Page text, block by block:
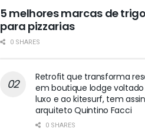
5 melhores marcas de trigo
para pizzarias
0 SHARES
Retrofit que transforma
em boutique lodge
luxo e ao kitesurf, tem
arquiteto Quintino Facci
0 SHARES